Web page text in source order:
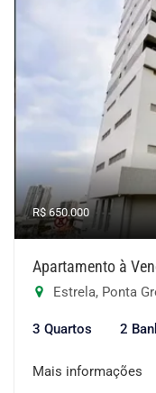
R$ 650.000
Apartamento à
Estrela, Ponta
3 Quartos 2
Mais informações